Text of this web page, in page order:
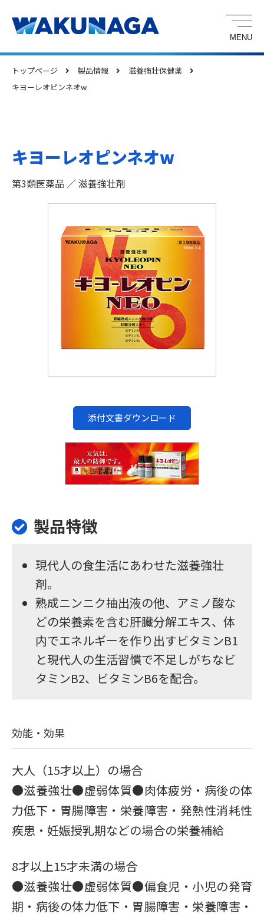
トップページ 製品情報
滋養強壮保健薬
キヨーレオピンネオw
キヨーレオピンネオw
第3類医薬品 ／ 滋養強壮剤
添付文書ダウンロード
製品特徴
現代人の食生活にあわせた滋養強壮
剤。
熟成ニンニク抽出液の他、アミノ酸な
どの栄養素を含む肝臓分解エキス、体
内でエネルギーを作り出すビタミンB1
と現代人の生活習慣で不足しがちなビ
タミンB2、ビタミンB6を配合。
効能・効果
大人（15才以上）の場合
●滋養強壮●虚弱体質●肉体疲労・病後の体
力低下・胃腸障害・栄養障害・発熱性消耗性
疾患・妊娠授乳期などの場合の栄養補給
8才以上15才未満の場合
●滋養強壮●虚弱体質●偏食児・小児の発育
期・病後の体力低下・胃腸障害・栄養障害・